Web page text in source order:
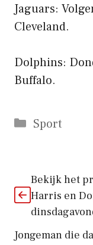
Jaguars:
Cleveland.
Dolphins:
Buffalo.
Categorieën
Sport
Bekijk het
Harris en
Jongeman die